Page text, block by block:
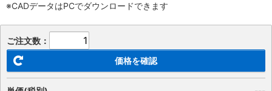
※CADデータはPCでダウンロードできます
ご注文数：
価格を確認